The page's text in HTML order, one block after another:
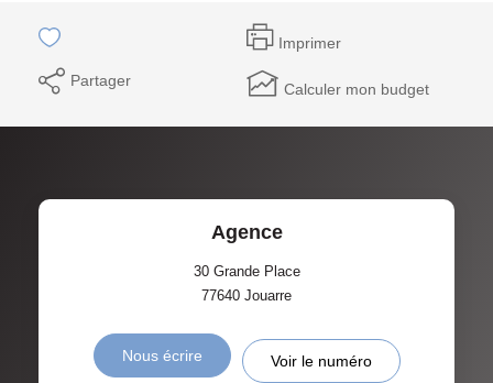
Imprimer
Partager Calculer mon budget
Agence
30 Grande Place
77640 Jouarre
Nous écrire Voir le numéro